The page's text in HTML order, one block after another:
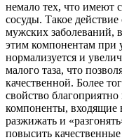
немало тех, что имеют
сосуды. Такое
мужских заболеваний,
этим компонентам при
нормализуется и
малого таза, что
качественной. Более
свойство
компоненты, входящие
разжижать и
повысить